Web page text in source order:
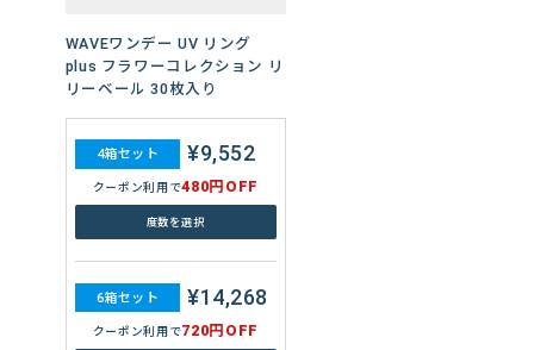
度数を選択
6箱セット ¥10,020
クーポン利用で 720円OFF
度数を選択
8箱セット ¥13,360
クーポン利用で 960円OFF
度数を選択
WAVEワンデー UV リング
plus フラワーコレクション リ
リーベール 30枚入り
4箱セット ¥9,552
クーポン利用で480円OFF
度数を選択
6箱セット ¥14,268
クーポン利用で720円OFF